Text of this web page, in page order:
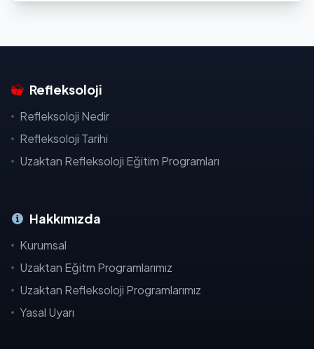
Refleksoloji
Refleksoloji Nedir
Refleksoloji Tarihi
Uzaktan Refleksoloji Eğitim Programları
Hakkımızda
Kurumsal
Uzaktan Eğitm Programlarımız
Uzaktan Refleksoloji Programlarımız
Yasal Uyarı